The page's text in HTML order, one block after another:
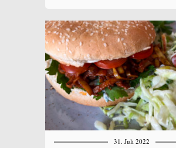
31. Juli 2022